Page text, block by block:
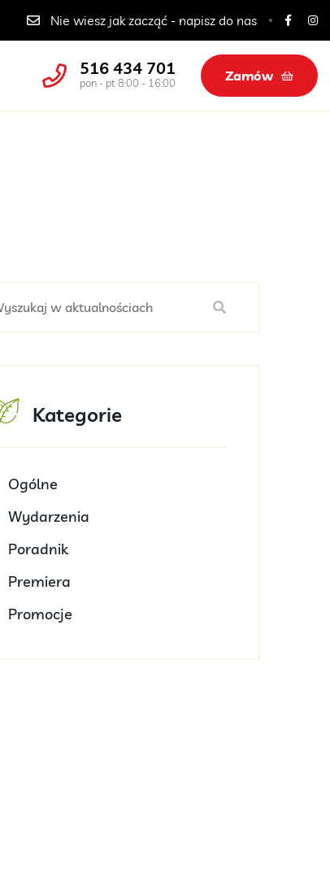
Catering dla szkół, przedszkoli i żłobków
Nie wiesz jak zacząć - napisz do nas
516 434 701
pon - pt 8:00 - 16:00 Zamów
Kategorie
Ogólne
Wydarzenia
Poradnik
Premiera
Promocje